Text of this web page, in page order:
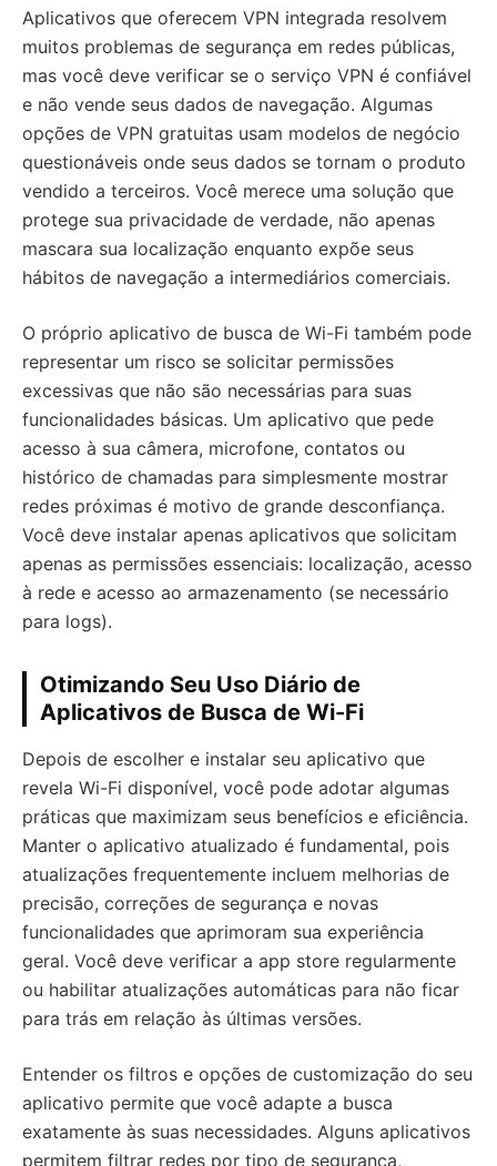
Aplicativos que oferecem VPN integrada resolvem
muitos problemas de segurança em redes públicas,
mas você deve verificar se o serviço VPN é confiável
e não vende seus dados de navegação. Algumas
opções de VPN gratuitas usam modelos de negócio
questionáveis onde seus dados se tornam o produto
vendido a terceiros. Você merece uma solução que
protege sua privacidade de verdade, não apenas
mascara sua localização enquanto expõe seus
hábitos de navegação a intermediários comerciais.
O próprio aplicativo de busca de Wi-Fi também pode
representar um risco se solicitar permissões
excessivas que não são necessárias para suas
funcionalidades básicas. Um aplicativo que pede
acesso à sua câmera, microfone, contatos ou
histórico de chamadas para simplesmente mostrar
redes próximas é motivo de grande desconfiança.
Você deve instalar apenas aplicativos que solicitam
apenas as permissões essenciais: localização, acesso
à rede e acesso ao armazenamento (se necessário
para logs).
Otimizando Seu Uso Diário de
Aplicativos de Busca de Wi-Fi
Depois de escolher e instalar seu aplicativo que
revela Wi-Fi disponível, você pode adotar algumas
práticas que maximizam seus benefícios e eficiência.
Manter o aplicativo atualizado é fundamental, pois
atualizações frequentemente incluem melhorias de
precisão, correções de segurança e novas
funcionalidades que aprimoram sua experiência
geral. Você deve verificar a app store regularmente
ou habilitar atualizações automáticas para não ficar
para trás em relação às últimas versões.
Entender os filtros e opções de customização do seu
aplicativo permite que você adapte a busca
exatamente às suas necessidades. Alguns aplicativos
permitem filtrar redes por tipo de segurança,